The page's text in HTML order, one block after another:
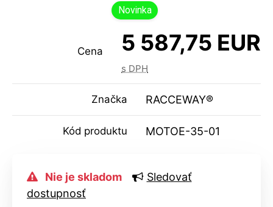
Novinka
Cena 5 587,75 EUR
s DPH
Značka RACCEWAY®
Kód produktu MOTOE-35-01
Nie je skladom
Sledovať
dostupnosť